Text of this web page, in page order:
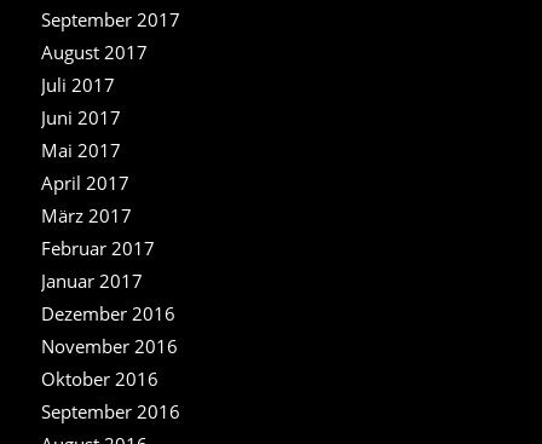
September 2017
August 2017
Juli 2017
Juni 2017
Mai 2017
April 2017
März 2017
Februar 2017
Januar 2017
Dezember 2016
November 2016
Oktober 2016
September 2016